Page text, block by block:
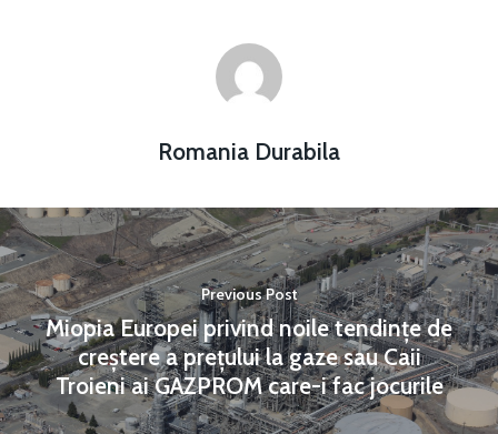
Romania Durabila
Previous Post
Miopia Europei privind noile tendințe de
creștere a prețului la gaze sau Caii
Troieni ai GAZPROM care-i fac jocurile